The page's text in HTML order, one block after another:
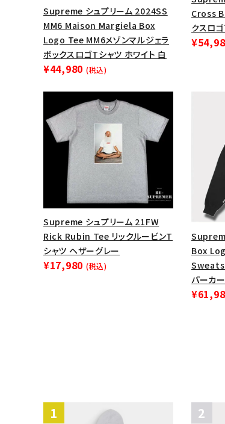
キーワードから探す
Supreme シュプリーム 2024SS
MM6 Maison Margiela Box
Logo Tee MM6メゾンマルジェラ
ボックスロゴTシャツ ホワイト 白
¥44,980 (税込)
Cross
クスロ
Supreme シュプリーム 21FW
Rick Rubin Tee リックルービンT
シャツ ヘザーグレー
¥17,980 (税込)
Box
パーカ